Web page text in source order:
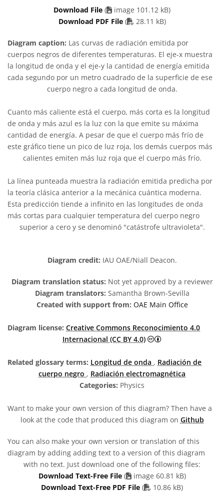
Download File (
image 101.12 kB)
Download PDF File ( PDF file
28.11 kB)
Diagram caption: Las curvas de radiación emitida por
cuerpos negros de diferentes temperaturas. El eje-x muestra
la longitud de onda y el eje-y la cantidad de energía emitida
cada segundo por un metro cuadrado de la superficie de ese
cuerpo negro a cada longitud de onda.
Cuanto más caliente está el cuerpo, más corta es la longitud
de onda y más azul es la luz con la que emite su máxima
cantidad de energía. A pesar de que el cuerpo más frío de
este gráfico tiene un pico de luz roja, los demás cuerpos más
calientes emiten más luz roja que el cuerpo más frío.
La línea punteada muestra la radiación emitida predicha por
la teoría clásica anterior a la mecánica cuántica moderna.
Esta predicción tiende a infinito en las longitudes de onda
más cortas para cualquier temperatura del cuerpo negro
superior a cero y se denominó "catástrofe ultravioleta".
Diagram credit: IAU OAE/Niall Deacon.
Diagram translation status: Not yet approved by a reviewer
Diagram translators: Samantha Brown-Sevilla
Created with support from: OAE Main Office
Diagram license: Creative Commons Reconocimiento 4.0
Internacional (CC BY 4.0)
Creative
Related glossary terms: Longitud de onda , Radiación de
cuerpo negro , Radiación electromagnética
Categories: Physics
Want to make your own version of this diagram? Then have a
look at the code that produced this diagram on Github
You can also make your own version or translation of this
diagram by adding adding text to a version of this diagram
with no text. Just download one of the following files:
Download Text-Free File( image 60.81 kB)
Download Text-Free PDF File ( PDF file
10.86 kB)